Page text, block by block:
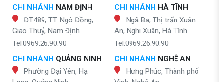
CHI NHÁNH NAM ĐỊNH
ĐT489, TT. Ngô Đồng,
Giao Thuỷ, Nam Định
Tel:0969.26.90.90
CHI NHÁNH QUẢNG NINH
Phường Đại Yên, Hạ
CHI NHÁNH HÀ TĨNH
Ngã Ba, Thị trấn Xuân
An, Nghi Xuân, Hà Tĩnh
Tel:0969.26.90.90
CHI NHÁNH NGHỆ AN
Hưng Phúc, Thành phố